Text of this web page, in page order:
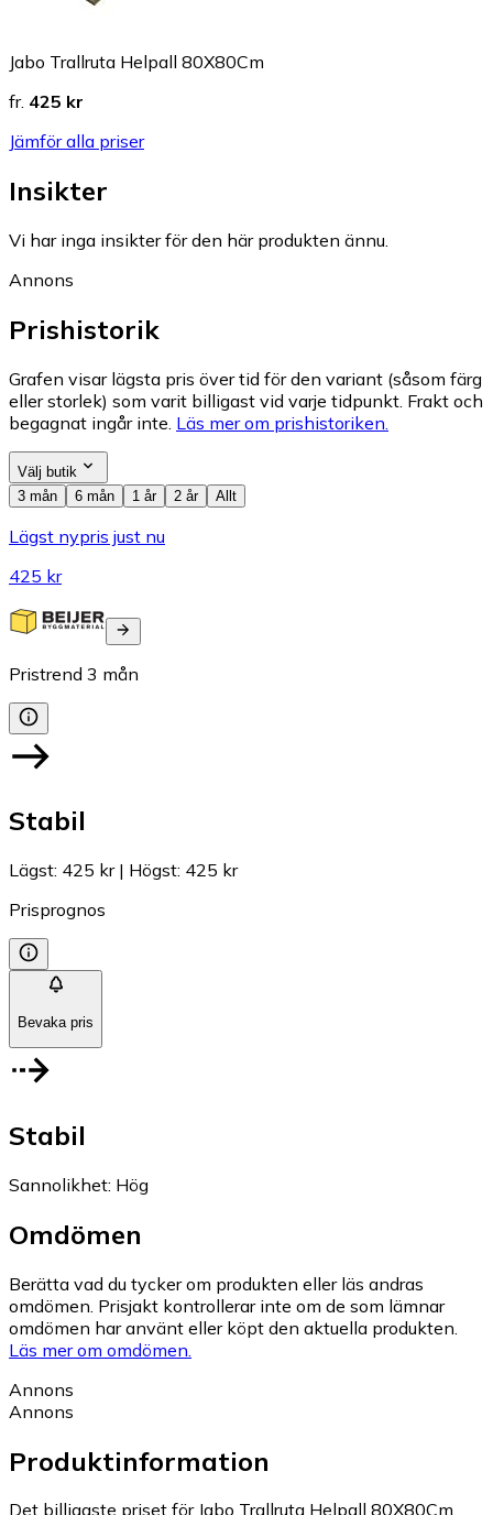
Jabo Trallruta Helpall 80X80Cm
fr. 425 kr
Jämför alla priser
Insikter
Vi har inga insikter för den här produkten ännu.
Annons
Prishistorik
Grafen visar lägsta pris över tid för den variant (såsom färg
eller storlek) som varit billigast vid varje tidpunkt. Frakt och
begagnat ingår inte. Läs mer om prishistoriken.
Välj butik
3 mån
6 mån 1 år 2 år Allt
Lägst nypris just nu
425 kr
Pristrend 3 mån
Stabil
Lägst: 425 kr| Högst: 425 kr
Prisprognos
Bevaka pris
Stabil
Sannolikhet: Hög
Omdömen
Berätta vad du tycker om produkten eller läs andras
omdömen. Prisjakt kontrollerar inte om de som lämnar
omdömen har använt eller köpt den aktuella produkten.
Läs mer om omdömen.
Annons
Annons
Produktinformation
Det billigaste priset för Jabo Trallruta Helpall 80X80Cm